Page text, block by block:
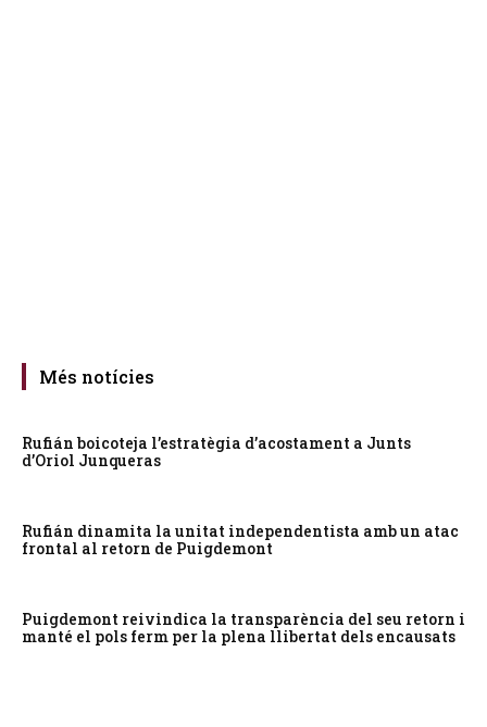
Més notícies
Rufián boicoteja l’estratègia d’acostament a Junts
d’Oriol Junqueras
Rufián dinamita la unitat independentista amb un atac
frontal al retorn de Puigdemont
Puigdemont reivindica la transparència del seu retorn i
manté el pols ferm per la plena llibertat dels encausats